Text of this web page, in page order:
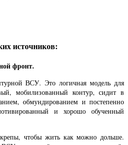
источников:
фронт.
ВСУ. Это логичная модель для
мобилизованный контур, сидит в
обмундированием и постепенно
и хорошо обученный
чтобы жить как можно дольше.